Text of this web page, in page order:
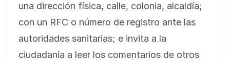
una dirección física, calle, colonia, alcaldía;
con un RFC o número de registro ante las
autoridades sanitarias; e invita a la
ciudadanía a leer los comentarios de otros